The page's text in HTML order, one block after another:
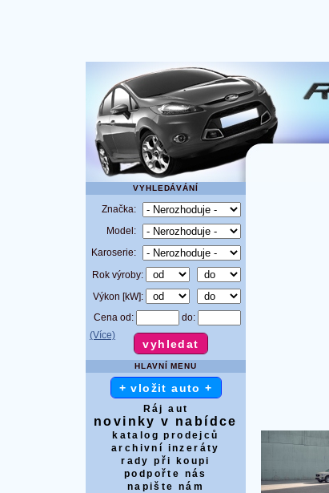
VYHLEDÁVÁNÍ
Značka:
Model:
Karoserie:
Rok výroby:
Výkon [kW]:
Cena od:
do:
(Více)
HLAVNÍ MENU
+ vložit auto +
Ráj aut
novinky v nabídce
katalog prodejců
archivní inzeráty
rady při koupi
podpořte nás
napište nám